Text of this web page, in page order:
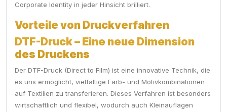
Corporate Identity in jeder Hinsicht brilliert.
Vorteile von Druckverfahren
DTF-Druck – Eine neue Dimension
des Druckens
Der DTF-Druck (Direct to Film) ist eine innovative Technik, die
es uns ermöglicht, vielfältige Farb- und Motivkombinationen
auf Textilien zu transferieren. Dieses Verfahren ist besonders
wirtschaftlich und flexibel, wodurch auch Kleinauflagen